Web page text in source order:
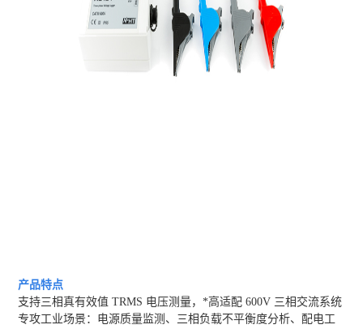
产品特点
支持三相真有效值 TRMS 电压测量，*高适配 600V 三相交流系统
专攻工业场景：电源质量监测、三相负载不平衡度分析、配电工